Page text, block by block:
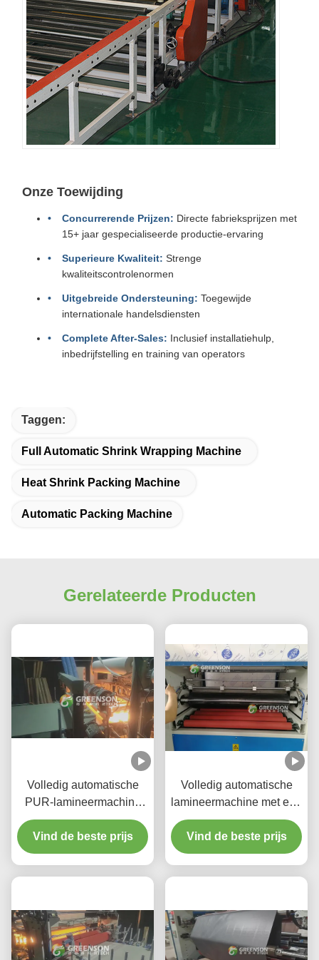
Onze Toewijding
Concurrerende Prijzen: Directe fabrieksprijzen met
15+ jaar gespecialiseerde productie-ervaring
Superieure Kwaliteit: Strenge
kwaliteitscontrolenormen
Uitgebreide Ondersteuning: Toegewijde
internationale handelsdiensten
Complete After-Sales: Inclusief installatiehulp,
inbedrijfstelling en training van operators
Taggen:
Full Automatic Shrink Wrapping Machine
Heat Shrink Packing Machine
Automatic Packing Machine
Gerelateerde Producten
Volledig automatische
PUR-lamineermachine
voor warm gesmolten lijm
met een
productiesnelheid van 5-
Vind de beste prijs
Volledig automatische
lamineermachine met een
productiesnelheid van 5-
17 m/min, PLC-besturing
en milieuvriendelijke
Vind de beste prijs